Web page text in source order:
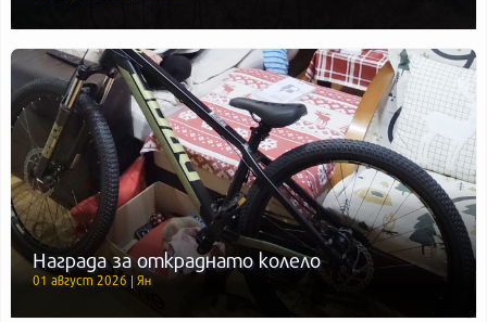
Награда за откраднато колело
01 август 2026 | Ян